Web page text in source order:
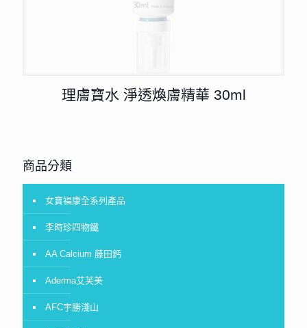
理膚寶水 淨透煥膚精華 30ml
商品分類
女寶福康全系列產品
李時珍四物鐵
AA Calcium 藤田鈣
Aderma艾芙美
AFC宇勝淺山